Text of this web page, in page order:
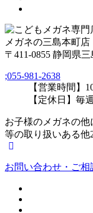
メガネの三島本町店
〒411-0855 静岡県
;055-981-2638
【営業時間】
【定休日】毎
お子様のメガネの
等の取り扱いある他
お問い合わせ・ご相